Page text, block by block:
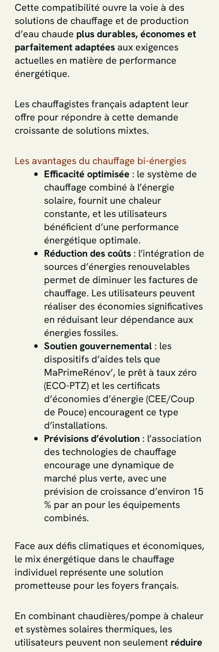
Cette compatibilité ouvre la voie à des
solutions de chauffage et de production
d’eau chaude plus durables, économes et
parfaitement adaptées aux exigences
actuelles en matière de performance
énergétique.
Les chauffagistes français adaptent leur
offre pour répondre à cette demande
croissante de solutions mixtes.
Les avantages du chauffage bi-énergies
Efficacité optimisée : le système de
chauffage combiné à l’énergie
solaire, fournit une chaleur
constante, et les utilisateurs
bénéficient d’une performance
énergétique optimale.
Réduction des coûts : l’intégration de
sources d’énergies renouvelables
permet de diminuer les factures de
chauffage. Les utilisateurs peuvent
réaliser des économies significatives
en réduisant leur dépendance aux
énergies fossiles.
Soutien gouvernemental : les
dispositifs d’aides tels que
MaPrimeRénov’, le prêt à taux zéro
(ECO-PTZ) et les certificats
d’économies d’énergie (CEE/Coup
de Pouce) encouragent ce type
d’installations.
Prévisions d’évolution : l’association
des technologies de chauffage
encourage une dynamique de
marché plus verte, avec une
prévision de croissance d’environ 15
% par an pour les équipements
combinés.
Face aux défis climatiques et économiques,
le mix énergétique dans le chauffage
individuel représente une solution
prometteuse pour les foyers français.
En combinant chaudières/pompe à chaleur
et systèmes solaires thermiques, les
utilisateurs peuvent non seulement réduire